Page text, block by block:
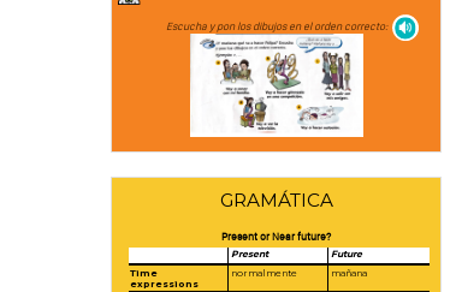
Escucha y pon los dibujos en el orden correcto:
GRAMÁTICA
Present or Near future?
Present
Future
Time
expressions
normalmente mañana